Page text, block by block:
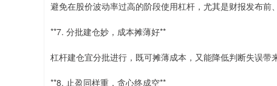
避免在股价波动率过高的阶段使用杠杆，尤其是财报发布前
**7. 分批建仓妙，成本摊薄好**
杠杆建仓宜分批进行，既可摊薄成本，又能降低判断失误带
**8. 止盈同样重，贪心终成空**